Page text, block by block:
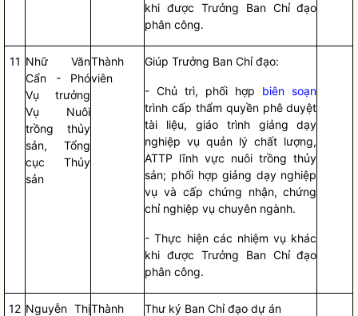
khi được Trưởng Ban Chỉ đạo
phân công.
11 Nhữ Văn
Cẩn - Phó
Vụ trưởng
Vụ Nuôi
trồng thủy
sản, Tổng
cục Thủy
sản
Thành
viên
Giúp Trưởng BanChỉ đạo:
- Chủ trì, phối hợp biên soạn
trình cấp thẩm quyềnphê duyệt
tài liệu, giáo trình giảng dạy
nghiệp vụ quản lý chất lượng,
ATTP lĩnh vực nuôi trồng thủy
sản; phối hợp giảng dạy nghiệp
vụ và cấp chứng nhận, chứng
chỉ nghiệp vụ chuyên ngành.
- Thực hiện các nhiệm vụ khác
khi được Trưởng Ban Chỉ đạo
phân công.
12 Nguyễn ThịThành
Thư ký BanChỉ đạo dự án